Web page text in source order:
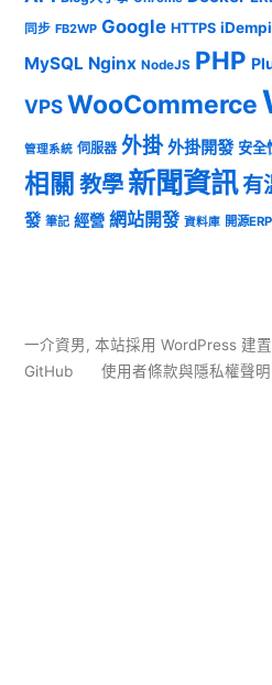
同步 FB2WP Google HTTPS
MySQL Nginx NodeJS PHP
VPSWooCommerce
管理系統 伺服器 外掛 外掛開發 安全
相關 教學 新聞資訊有
發 筆記 經營 網站開發 資料庫 開源ERP
一介資男, 本站採用 WordPress 建置
GitHub
使用者條款與隱私權聲明